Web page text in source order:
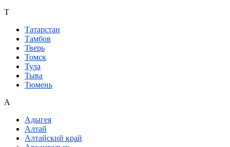
Т
Татарстан
Тамбов
Тверь
Томск
Тула
Тыва
Тюмень
А
Адыгея
Алтай
Алтайский край